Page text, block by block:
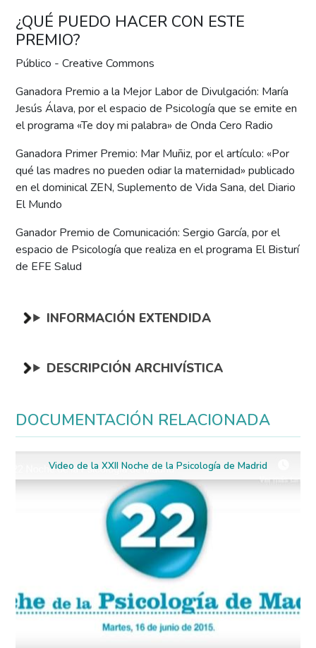
¿QUÉ PUEDO HACER CON ESTE
PREMIO?
Público - Creative Commons
Ganadora Premio a la Mejor Labor de Divulgación: María
Jesús Álava, por el espacio de Psicología que se emite en
el programa «Te doy mi palabra» de Onda Cero Radio
Ganadora Primer Premio: Mar Muñiz, por el artículo: «Por
qué las madres no pueden odiar la maternidad» publicado
en el dominical ZEN, Suplemento de Vida Sana, del Diario
El Mundo
Ganador Premio de Comunicación: Sergio García, por el
espacio de Psicología que realiza en el programa El Bisturí
de EFE Salud
INFORMACIÓN EXTENDIDA
DESCRIPCIÓN ARCHIVÍSTICA
DOCUMENTACIÓN RELACIONADA
Video de la XXII Noche de la Psicología de Madrid